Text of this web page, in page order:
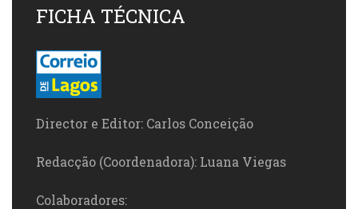
FICHA TÉCNICA
Director e Editor: Carlos Conceição
Redacção (Coordenadora): Luana Viegas
Colaboradores: